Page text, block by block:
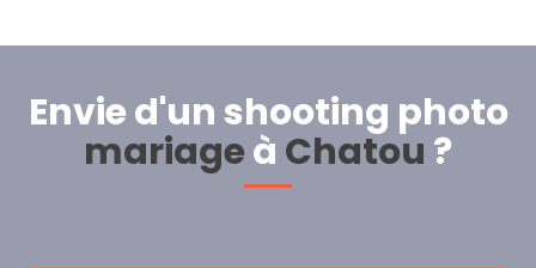
Envie d'un shooting photo
mariageà Chatou ?